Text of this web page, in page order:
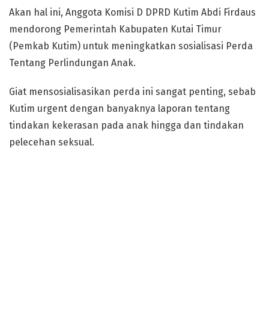
Akan hal ini, Anggota Komisi D DPRD Kutim Abdi Firdaus
mendorong Pemerintah Kabupaten Kutai Timur
(Pemkab Kutim) untuk meningkatkan sosialisasi Perda
Tentang Perlindungan Anak.
Giat mensosialisasikan perda ini sangat penting, sebab
Kutim urgent dengan banyaknya laporan tentang
tindakan kekerasan pada anak hingga dan tindakan
pelecehan seksual.